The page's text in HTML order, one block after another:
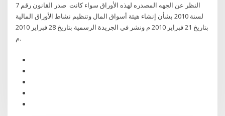
النظر عن الجهه المصدره لهذه الأوراق سواء كانت صدر القانون رقم 7
لسنة 2010 بشأن إنشاء هيئة أسواق المال وتنظيم نشاط الأوراق المالية
بتاريخ 21 فبراير 2010 م ونشر في الجريدة الرسمية بتاريخ 28 فبراير 2010
م.